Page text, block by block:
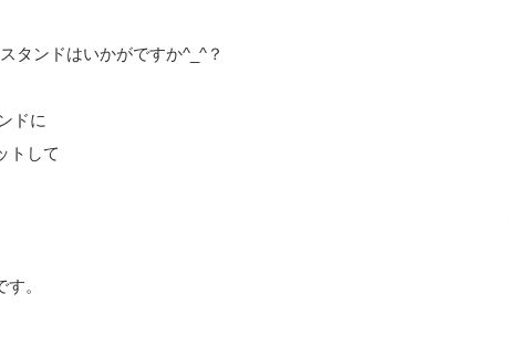
タンドはいかがですか^_^？
ドに
トして
。